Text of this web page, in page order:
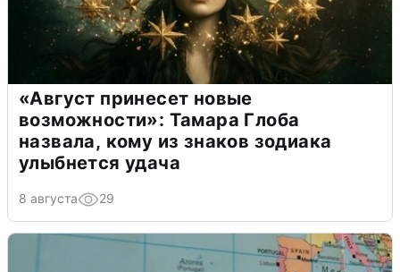
«Август принесет новые
возможности»: Тамара Глоба
назвала, кому из знаков зодиака
улыбнется удача
8 августа 29